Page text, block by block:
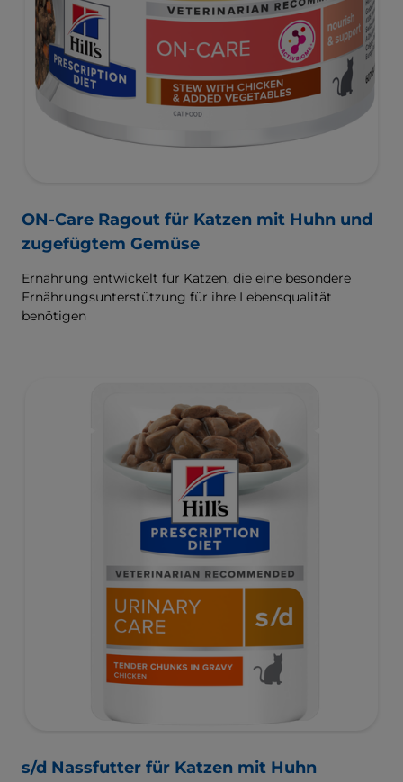
ON-Care Ragout für Katzen mit Huhn und
zugefügtem Gemüse
Ernährung entwickelt für Katzen, die eine besondere
Ernährungsunterstützung für ihre Lebensqualität
benötigen
s/d Nassfutter für Katzen mit Huhn